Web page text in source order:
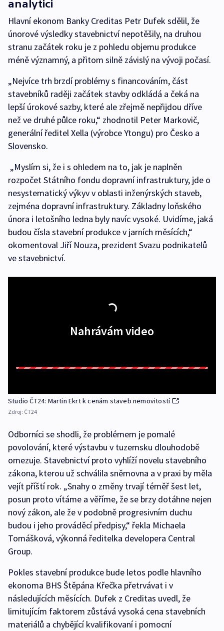
analytici
Hlavní ekonom Banky Creditas Petr Dufek sdělil, že
únorové výsledky stavebnictví nepotěšily, na druhou
stranu začátek roku je z pohledu objemu produkce
méně významný, a přitom silně závislý na vývoji počasí.
„Nejvíce trh brzdí problémy s financováním, část
stavebníků raději začátek stavby odkládá a čeká na
lepší úrokové sazby, které ale zřejmě nepřijdou dříve
než ve druhé půlce roku,“ zhodnotil Peter Markovič,
generální ředitel Xella (výrobce Ytongu) pro Česko a
Slovensko.
„Myslím si, že i s ohledem na to, jak je naplněn
rozpočet Státního fondu dopravní infrastruktury, jde o
nesystematický výkyv v oblasti inženýrských staveb,
zejména dopravní infrastruktury. Základny loňského
února i letošního ledna byly navíc vysoké. Uvidíme, jaká
budou čísla stavební produkce v jarních měsících,“
okomentoval Jiří Nouza, prezident Svazu podnikatelů
ve stavebnictví.
Nahrávám video
Studio ČT24: Martin Ekrt k cenám staveb nemovitostí
Zdroj: ČT24
Odborníci se shodli, že problémem je pomalé
povolování, které výstavbu v tuzemsku dlouhodobě
omezuje. Stavebnictví proto vyhlíží novelu stavebního
zákona, kterou už schválila sněmovna a v praxi by měla
vejít příští rok. „Snahy o změny trvají téměř šest let,
posun proto vítáme a věříme, že se brzy dotáhne nejen
nový zákon, ale že v podobně progresivním duchu
budou i jeho prováděcí předpisy,“ řekla Michaela
Tomášková, výkonná ředitelka developera Central
Group.
Pokles stavební produkce bude letos podle hlavního
ekonoma BHS Štěpána Křečka přetrvávat i v
následujících měsících. Dufek z Creditas uvedl, že
limitujícím faktorem zůstává vysoká cena stavebních
materiálů a chybějící kvalifikovaní i pomocní